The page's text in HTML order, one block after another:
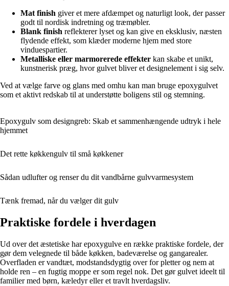
Mat finish giver et mere afdæmpet og naturligt look, der passer
godt til nordisk indretning og træmøbler.
Blank finish reflekterer lyset og kan give en eksklusiv, næsten
flydende effekt, som klæder moderne hjem med store
vinduespartier.
Metalliske eller marmorerede effekter kan skabe et unikt,
kunstnerisk præg, hvor gulvet bliver et designelement i sig selv.
Ved at vælge farve og glans med omhu kan man bruge epoxygulvet
som et aktivt redskab til at understøtte boligens stil og stemning.
Epoxygulv som designgreb: Skab et sammenhængende udtryk i hele
hjemmet
Det rette køkkengulv til små køkkener
Sådan udlufter og renser du dit vandbårne gulvvarmesystem
Tænk fremad, når du vælger dit gulv
Praktiske fordele i hverdagen
Ud over det æstetiske har epoxygulve en række praktiske fordele, der
gør dem velegnede til både køkken, badeværelse og gangarealer.
Overfladen er vandtæt, modstandsdygtig over for pletter og nem at
holde ren – en fugtig moppe er som regel nok. Det gør gulvet ideelt til
familier med børn, kæledyr eller et travlt hverdagsliv.